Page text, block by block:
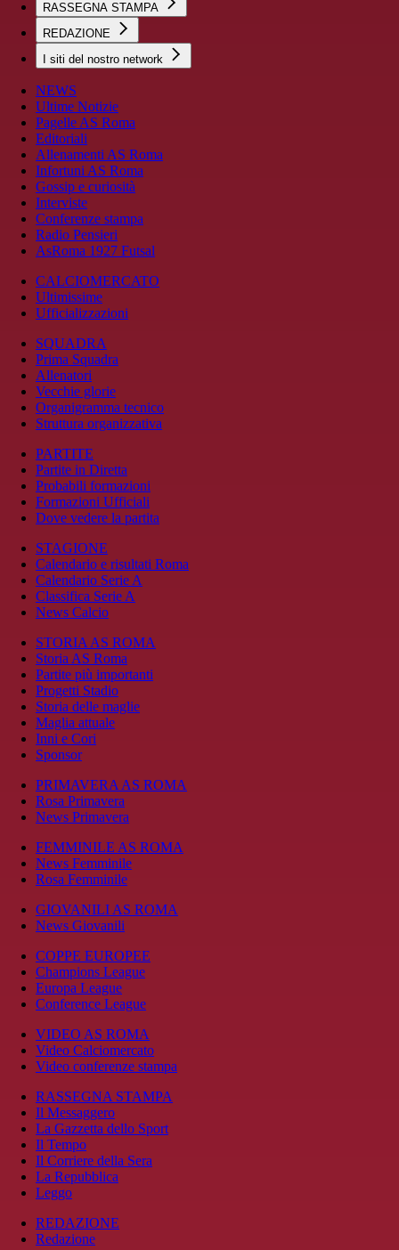
RASSEGNA STAMPA
REDAZIONE
I siti del nostro network
NEWS
Ultime Notizie
Pagelle AS Roma
Editoriali
Allenamenti AS Roma
Infortuni AS Roma
Gossip e curiosità
Interviste
Conferenze stampa
Radio Pensieri
AsRoma 1927 Futsal
CALCIOMERCATO
Ultimissime
Ufficializzazioni
SQUADRA
Prima Squadra
Allenatori
Vecchie glorie
Organigramma tecnico
Struttura organizzativa
PARTITE
Partite in Diretta
Probabili formazioni
Formazioni Ufficiali
Dove vedere la partita
STAGIONE
Calendario e risultati Roma
Calendario Serie A
Classifica Serie A
News Calcio
STORIA AS ROMA
Storia AS Roma
Partite più importanti
Progetti Stadio
Storia delle maglie
Maglia attuale
Inni e Cori
Sponsor
PRIMAVERA AS ROMA
Rosa Primavera
News Primavera
FEMMINILE AS ROMA
News Femminile
Rosa Femminile
GIOVANILI AS ROMA
News Giovanili
COPPE EUROPEE
Champions League
Europa League
Conference League
VIDEO AS ROMA
Video Calciomercato
Video conferenze stampa
RASSEGNA STAMPA
Il Messaggero
La Gazzetta dello Sport
Il Tempo
Il Corriere della Sera
La Repubblica
Leggo
REDAZIONE
Redazione